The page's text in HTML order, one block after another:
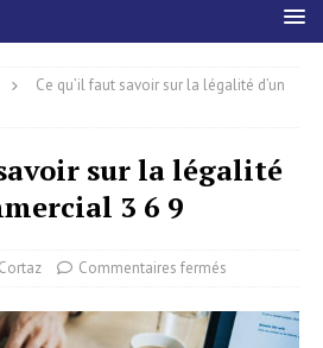
Ce qu’il faut savoir sur la légalité d’un
sur la légalité
3 6 9
Commentaires fermés